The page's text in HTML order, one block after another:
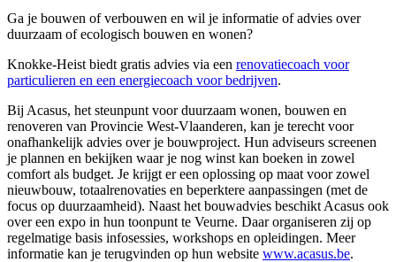
Ga je bouwen of verbouwen en wil je informatie of advies over
duurzaam of ecologisch bouwen en wonen?
Knokke-Heist biedt gratis advies via een renovatiecoach voor
particulieren en een energiecoach voor bedrijven.
Bij Acasus, het steunpunt voor duurzaam wonen, bouwen en
renoveren van Provincie West-Vlaanderen, kan je terecht voor
onafhankelijk advies over je bouwproject. Hun adviseurs screenen
je plannen en bekijken waar je nog winst kan boeken in zowel
comfort als budget. Je krijgt er een oplossing op maat voor zowel
nieuwbouw, totaalrenovaties en beperktere aanpassingen (met de
focus op duurzaamheid). Naast het bouwadvies beschikt Acasus ook
over een expo in hun toonpunt te Veurne. Daar organiseren zij op
regelmatige basis infosessies, workshops en opleidingen. Meer
informatie kan je terugvinden op hun website www.acasus.be.